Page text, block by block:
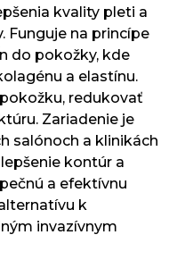
kvality pleti a
Funguje na princípe
do pokožky, kde
a elastínu.
redukovať
Zariadenie je
salónoch a klinikách
kontúr a
a efektívnu
k
invazívnym